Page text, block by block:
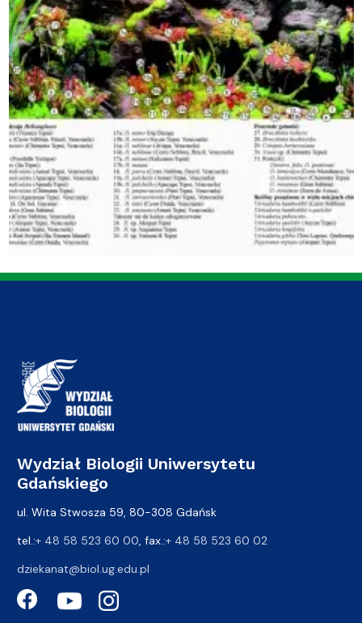
Wydział Biologii Uniwersytetu
Gdańskiego
ul. Wita Stwosza 59, 80-308 Gdańsk
tel.:+ 48 58 523 60 00, fax.:+ 48 58 523 60 02
dziekanat@biol.ug.edu.pl